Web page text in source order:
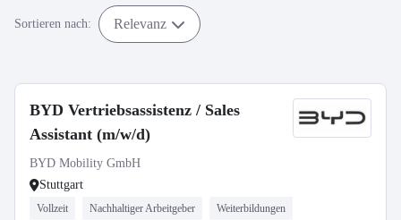
Sortieren nach: Relevanz
BYD Vertriebsassistenz / Sales
Assistant (m/w/d)
BYD Mobility GmbH
Stuttgart
Vollzeit Nachhaltiger Arbeitgeber Weiterbildungen